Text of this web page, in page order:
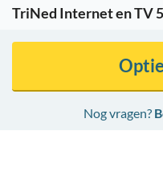
TriNed Internet en TV
Nog vragen?